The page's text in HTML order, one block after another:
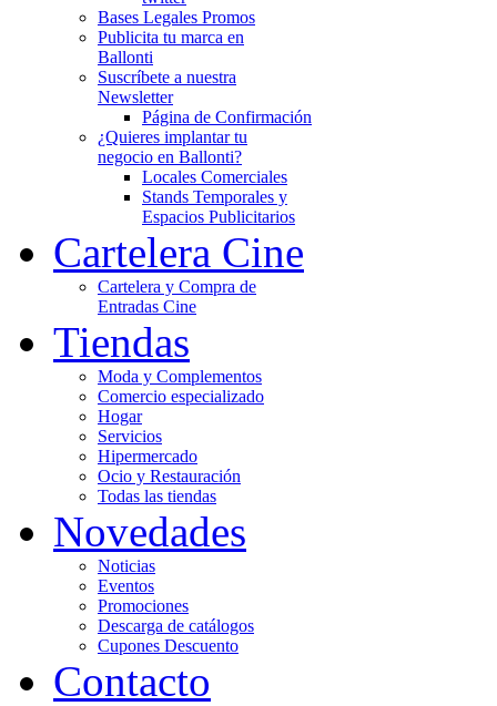
Bases Legales Promos
Publicita tu marca en
Ballonti
Suscríbete a nuestra
Newsletter
Página de Confirmación
¿Quieres implantar tu
negocio en Ballonti?
Locales Comerciales
Stands Temporales y
Espacios Publicitarios
Cartelera Cine
Cartelera y Compra de
Entradas Cine
Tiendas
Moda y Complementos
Comercio especializado
Hogar
Servicios
Hipermercado
Ocio y Restauración
Todas las tiendas
Novedades
Noticias
Eventos
Promociones
Descarga de catálogos
Cupones Descuento
Contacto